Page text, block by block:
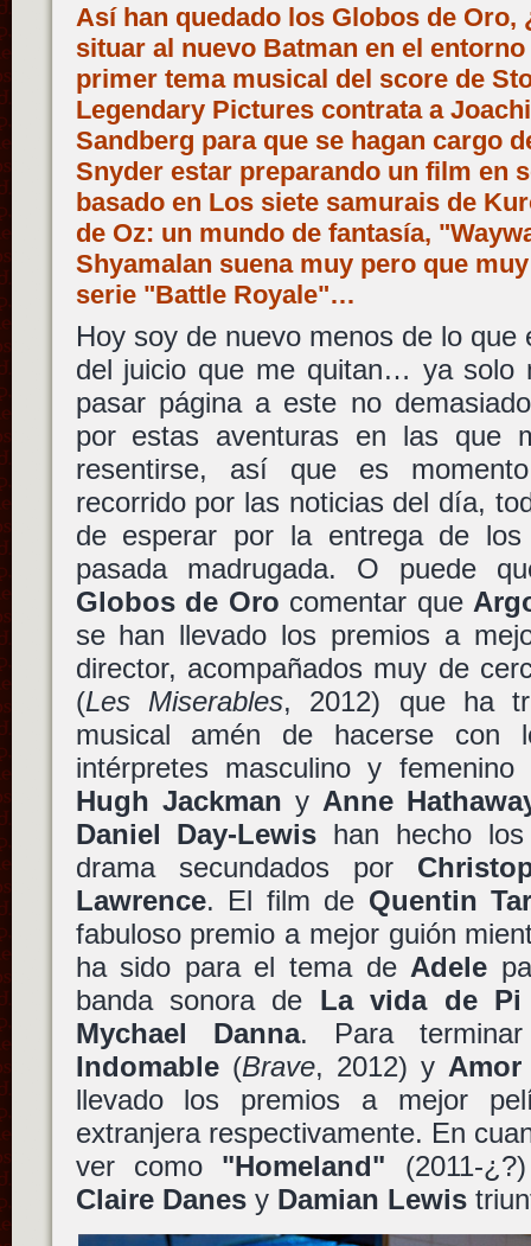
Así han quedado los Globos de Oro,
situar al nuevo Batman en el
primer tema musical del score de
Legendary Pictures contrata a
Sandberg para que se hagan cargo
Snyder estar preparando un film en
basado en Los siete samurais de
de Oz: un mundo de fantasía,
Shyamalan suena muy pero que
serie "Battle Royale"…
Hoy soy de nuevo menos de lo que
del juicio que me quitan… ya solo
pasar página a este no
por estas aventuras en las que
resentirse, así que es
recorrido por las noticias del día,
de esperar por la entrega de
pasada madrugada. O puede
Globos de Oro comentar que
se han llevado los premios a
director, acompañados muy de
(Les Miserables, 2012) que ha
musical amén de hacerse con
intérpretes masculino y
Hugh Jackman y Anne
Daniel Day-Lewis han hecho
drama secundados por
Lawrence. El film de Quentin
fabuloso premio a mejor guión
ha sido para el tema de Adele
banda sonora de La vida de Pi
Mychael Danna. Para
Indomable(Brave, 2012) y Amor
llevado los premios a mejor
extranjera respectivamente. En
ver como "Homeland" (2011-
Claire Danesy Damian Lewis